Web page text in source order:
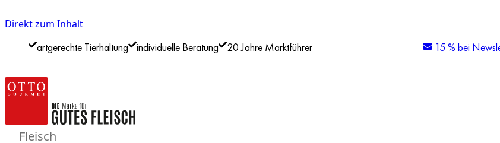
Direkt zum Inhalt
artgerechte Tierhaltung individuelle Beratung 20 Jahre Marktführer 15 % bei
Fleisch